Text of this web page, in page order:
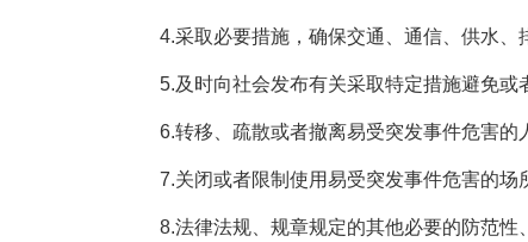
4.采取必要措施，确保交通、通信、供水、
5.及时向社会发布有关采取特定措施避免或
6.转移、疏散或者撤离易受突发事件危害的
7.关闭或者限制使用易受突发事件危害的场
8.法律法规、规章规定的其他必要的防范性